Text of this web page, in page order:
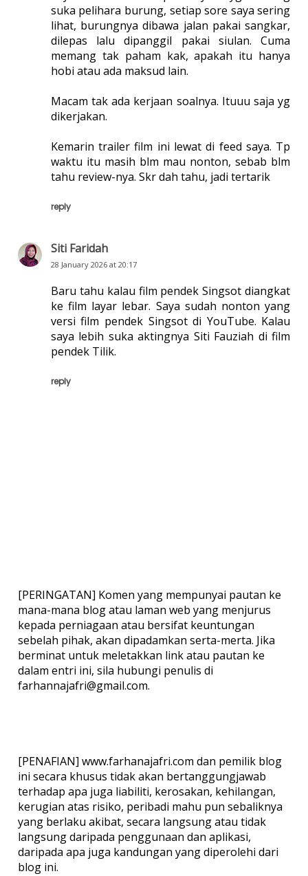
suka pelihara burung, setiap sore saya sering
lihat, burungnya dibawa jalan pakai sangkar,
dilepas lalu dipanggil pakai siulan. Cuma
memang tak paham kak, apakah itu hanya
hobi atau ada maksud lain.
Macam tak ada kerjaan soalnya. Ituuu saja yg
dikerjakan.
Kemarin trailer film ini lewat di feed saya. Tp
waktu itu masih blm mau nonton, sebab blm
tahu review-nya. Skr dah tahu, jadi tertarik
reply
Siti Faridah
28 January 2026 at 20:17
Baru tahu kalau film pendek Singsot diangkat
ke film layar lebar. Saya sudah nonton yang
versi film pendek Singsot di YouTube. Kalau
saya lebih suka aktingnya Siti Fauziah di film
pendek Tilik.
reply
[PERINGATAN] Komen yang mempunyai pautan ke
mana-mana blog atau laman web yang menjurus
kepada perniagaan atau bersifat keuntungan
sebelah pihak, akan dipadamkan serta-merta. Jika
berminat untuk meletakkan link atau pautan ke
dalam entri ini, sila hubungi penulis di
farhannajafri@gmail.com.
[PENAFIAN] www.farhanajafri.com dan pemilik blog
ini secara khusus tidak akan bertanggungjawab
terhadap apa juga liabiliti, kerosakan, kehilangan,
kerugian atas risiko, peribadi mahu pun sebaliknya
yang berlaku akibat, secara langsung atau tidak
langsung daripada penggunaan dan aplikasi,
daripada apa juga kandungan yang diperolehi dari
blog ini.